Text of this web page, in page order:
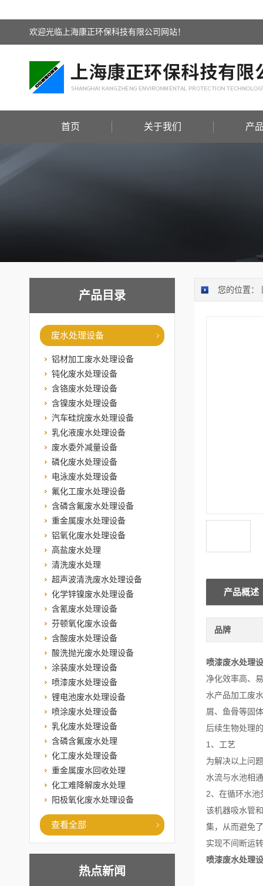
欢迎光临上海康正环保科技有限公司网站！
首页 关于我们 产
产品目录
废水处理设备
铝材加工废水处理设备
钝化废水处理设备
含铬废水处理设备
含镍废水处理设备
汽车硅烷废水处理设备
乳化液废水处理设备
废水委外减量设备
磷化废水处理设备
电泳废水处理设备
氟化工废水处理设备
含磷含氟废水处理设备
重金属废水处理设备
铝氧化废水处理设备
高盐废水处理
清洗废水处理
超声波清洗废水处理设备
化学锌镍废水处理设备
含氰废水处理设备
芬顿氧化废水设备
含酸废水处理设备
酸洗抛光废水处理设备
涂装废水处理设备
喷漆废水处理设备
锂电池废水处理设备
喷涂废水处理设备
乳化废水处理设备
含磷含氟废水处理
化工废水处理设备
重金属废水回收处理
化工难降解废水处理
阳极氧化废水处理设备
查看全部
热点新闻
您的位置：
产品概述
品牌
喷漆废水处理
净化效率高、
水产品加工废
屑、鱼骨等固
后续生物处理
1、工艺
为解决以上问
水流与水池相
2、在循环水
该机器吸水管
集，从而避免
实现不间断运
喷漆废水处理